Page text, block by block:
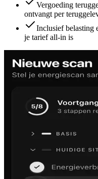
Vergoeding
ontvangt per
Inclusief belasting
je tarief all-in is